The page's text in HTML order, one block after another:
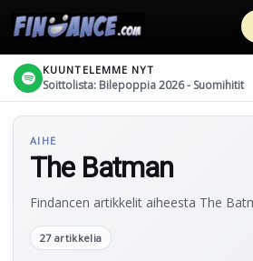
KUUNTELEMME NYT
Soittolista: Bilepoppia 2026 - Suomihitit
AIHE
The Batman
Findancen artikkelit aiheesta The
27 artikkelia